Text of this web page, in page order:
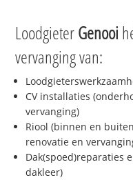
LoodgieterGenooi
vervanging van:
CV installaties
vervanging)
Riool (binnen en
renovatie en
Dak(spoed)reparaties
dakleer)